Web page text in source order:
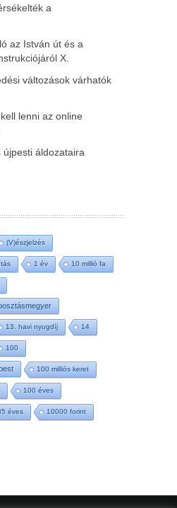
a
az István út és a
X.
változások várhatók
lenni az online
újpesti áldozataira
(V)észjelzés
1 év 10 millió fa
13. havi nyugdíj 14
100
100 milliós keret
100 éves
éves 10000 forint